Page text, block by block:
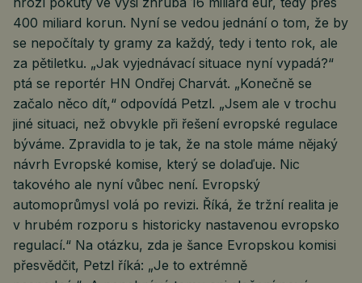
400 miliard korun. Nyní se vedou jednání o tom, že by
se nepočítaly ty gramy za každý, tedy i tento rok, ale
za pětiletku. „Jak vyjednávací situace nyní vypadá?“
ptá se reportér HN Ondřej Charvát. „Konečně se
začalo něco dít,“ odpovídá Petzl. „Jsem ale v trochu
jiné situaci, než obvykle při řešení evropské regulace
býváme. Zpravidla to je tak, že na stole máme nějaký
návrh Evropské komise, který se dolaďuje. Nic
takového ale nyní vůbec není. Evropský
automoprůmysl volá po revizi. Říká, že tržní realita je
v hrubém rozporu s historicky nastavenou evropsko
regulací.“ Na otázku, zda je šance Evropskou komisi
přesvědčit, Petzl říká: „Je to extrémně